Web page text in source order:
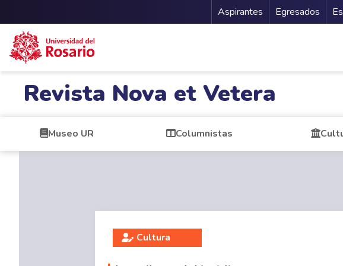
Menu
Aspirantes Egresados
Revista Nova et Vetera
Museo UR Columnistas
Cultura